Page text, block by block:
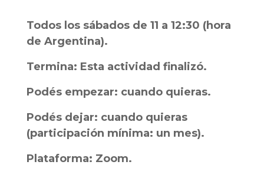
Todos los sábados de 11 a 12:30 (hora
de Argentina).
Termina: Esta actividad finalizó.
Podés empezar: cuando quieras.
Podés dejar: cuando quieras
(participación mínima: un mes).
Plataforma: Zoom.